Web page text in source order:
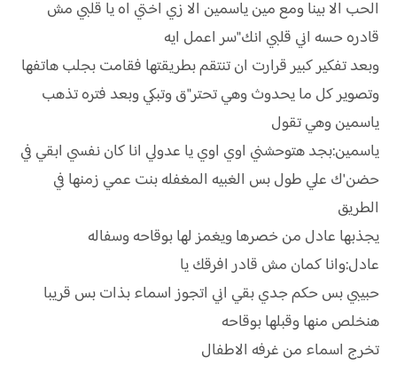
الحب الا بينا ومع مين ياسمين الا زي اختي اه يا قلبي مش
قادره حسه اني قلبي انك"سر اعمل ايه
وبعد تفكير كبير قرارت ان تنتقم بطريقتها فقامت بجلب هاتفها
وتصوير كل ما يحدوث وهي تحتر"ق وتبكي وبعد فتره تذهب
ياسمين وهي تقول
ياسمين:بجد هتوحشني اوي اوي يا عدولي انا كان نفسي ابقي في
حضن'ك علي طول بس الغبيه المغفله بنت عمي زمنها في
الطريق
يجذبها عادل من خصرها ويغمز لها بوقاحه وسفاله
عادل:وانا كمان مش قادر افرقك يا
حبيبي بس حكم جدي بقي اني اتجوز اسماء بذات بس قريبا
هنخلص منها وقبلها بوقاحه
تخرج اسماء من غرفه الاطفال